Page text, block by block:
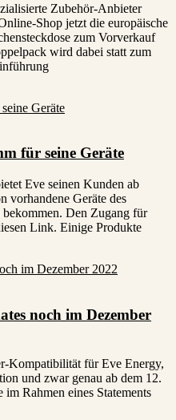
Zubehör-Anbieter
Shop jetzt die europäische
zum Vorverkauf
wird dabei statt zum
für seine Geräte
Eve seinen Kunden ab
vorhandene Geräte des
Den Zugang für
Link. Einige Produkte
noch im Dezember
Kompatibilität für Eve Energy,
und zwar genau ab dem 12.
Rahmen eines Statements